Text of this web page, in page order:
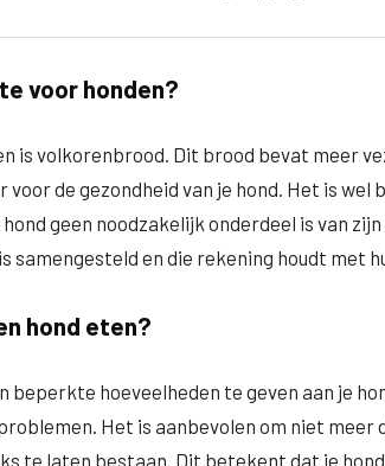
voor honden?
is volkorenbrood. Dit brood bevat meer
de gezondheid van je hond. Het is
geen noodzakelijk onderdeel is van
samengesteld en die rekening houdt met
hond eten?
beperkte hoeveelheden te geven aan je
Het is aanbevolen om niet meer
te laten bestaan. Dit betekent dat je